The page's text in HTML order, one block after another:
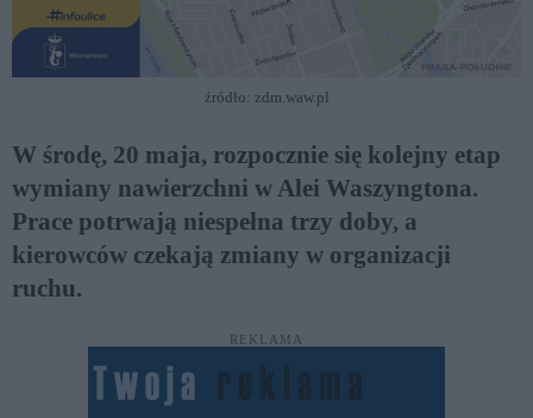
źródło: zdm.waw.pl
W środę, 20 maja, rozpocznie się kolejny etap
wymiany nawierzchni w Alei Waszyngtona.
Prace potrwają niespełna trzy doby, a
kierowców czekają zmiany w organizacji
ruchu.
REKLAMA